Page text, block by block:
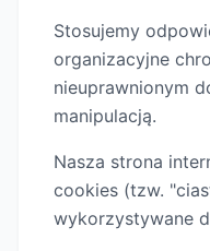
Stosujemy
organizacyjne
nieuprawnionym
manipulacją.
Nasza strona
cookies (tzw.
wykorzystywane